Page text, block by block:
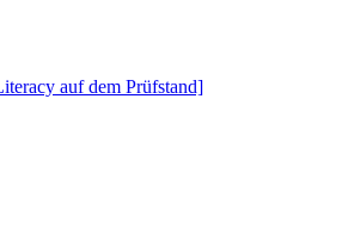
auf dem Prüfstand]